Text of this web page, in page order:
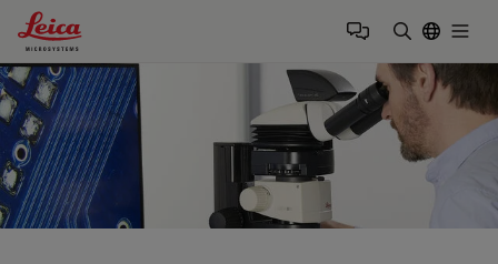
Leica Microsystems Logo